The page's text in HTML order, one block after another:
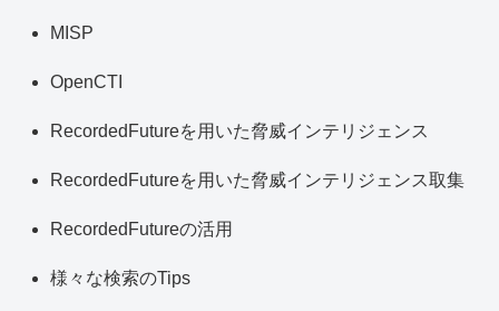
MISP
OpenCTI
RecordedFutureを用いた脅威インテリジェンス
RecordedFutureを用いた脅威インテリジェンス取集
RecordedFutureの活用
様々な検索のTips